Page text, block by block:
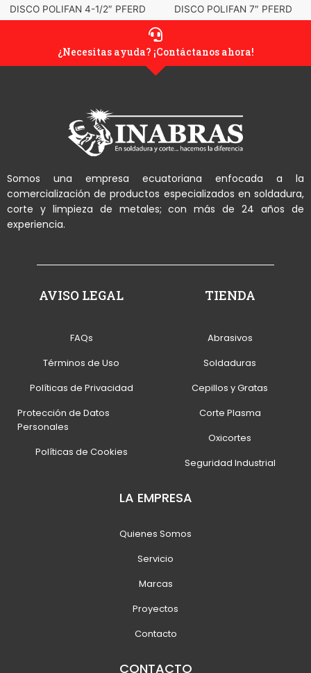
DISCO POLIFAN 4-1/2″ PFERD DISCO POLIFAN 7″ PFERD
¿Necesitas ayuda? ¡Contáctanos ahora!
CONTACTO
LA EMPRESA
Quienes Somos
Servicio
Marcas
Proyectos
Contacto
TIENDA
Abrasivos
Soldaduras
Cepillos y Gratas
Corte Plasma
Oxicortes
Seguridad Industrial
AVISO LEGAL
FAQs
Términos de Uso
Políticas de Privacidad
Protección de Datos
Personales
Políticas de Cookies
Somos una empresa ecuatoriana enfocada a la
comercialización de productos especializados en soldadura,
corte y limpieza de metales; con más de 24 años de
experiencia.